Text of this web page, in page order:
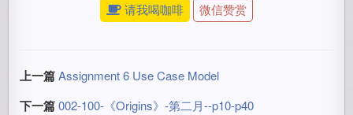
请我喝咖啡 微信赞赏
上一篇 Assignment 6 Use Case Model
下一篇 002-100-《Origins》-第二月--p10-p40